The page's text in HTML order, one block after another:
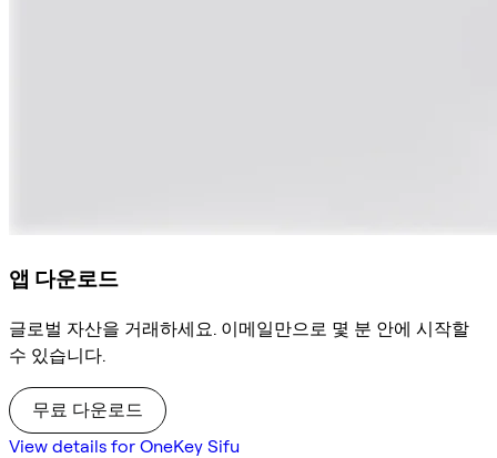
앱 다운로드
글로벌 자산을 거래하세요. 이메일만으로 몇 분 안에 시작할
수 있습니다.
무료 다운로드
View details for OneKey Sifu